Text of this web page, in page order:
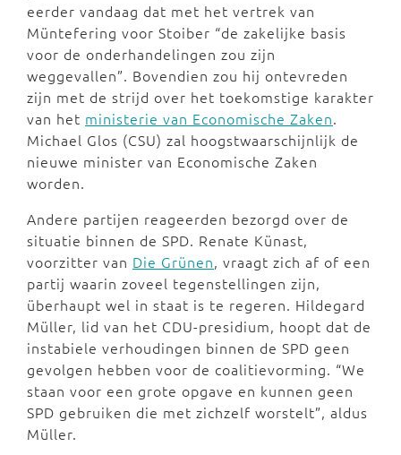
eerder vandaag dat met het vertrek van
Müntefering voor Stoiber “de zakelijke basis
voor de onderhandelingen zou zijn
weggevallen”. Bovendien zou hij ontevreden
zijn met de strijd over het toekomstige karakter
van het ministerie van Economische Zaken.
Michael Glos (CSU) zal hoogstwaarschijnlijk de
nieuwe minister van Economische Zaken
worden.
Andere partijen reageerden bezorgd over de
situatie binnen de SPD. Renate Künast,
voorzitter van Die Grünen, vraagt zich af of een
partij waarin zoveel tegenstellingen zijn,
überhaupt wel in staat is te regeren. Hildegard
Müller, lid van het CDU-presidium, hoopt dat de
instabiele verhoudingen binnen de SPD geen
gevolgen hebben voor de coalitievorming. “We
staan voor een grote opgave en kunnen geen
SPD gebruiken die met zichzelf worstelt”, aldus
Müller.